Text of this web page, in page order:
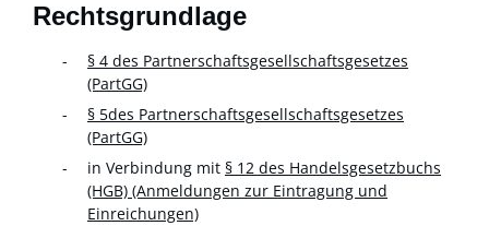
Rechtsgrundlage
§ 4 des Partnerschaftsgesellschaftsgesetzes
(PartGG)
§ 5des Partnerschaftsgesellschaftsgesetzes
(PartGG)
in Verbindung mit § 12 des Handelsgesetzbuchs
(HGB) (Anmeldungen zur Eintragung und
Einreichungen)